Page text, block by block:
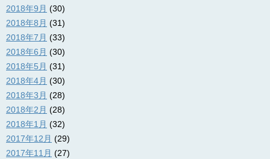
2018年9月 (30)
2018年8月 (31)
2018年7月 (33)
2018年6月 (30)
2018年5月 (31)
2018年4月 (30)
2018年3月 (28)
2018年2月 (28)
2018年1月 (32)
2017年12月 (29)
2017年11月 (27)